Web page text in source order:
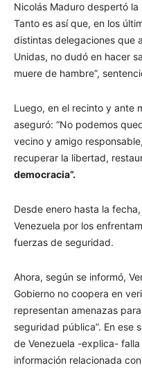
Nicolás Maduro despertó
Tanto es así que, en los
distintas delegaciones que
Unidas, no dudó en hacer
muere de hambre”,
Luego, en el recinto y ante
aseguró: “No podemos
vecino y amigo
recuperar la libertad,
democracia”.
Desde enero hasta la
Venezuela por los
fuerzas de seguridad.
Ahora, según se informó,
Gobierno no coopera en
representan amenazas
seguridad pública”. En ese
de Venezuela -explica-
información relacionada